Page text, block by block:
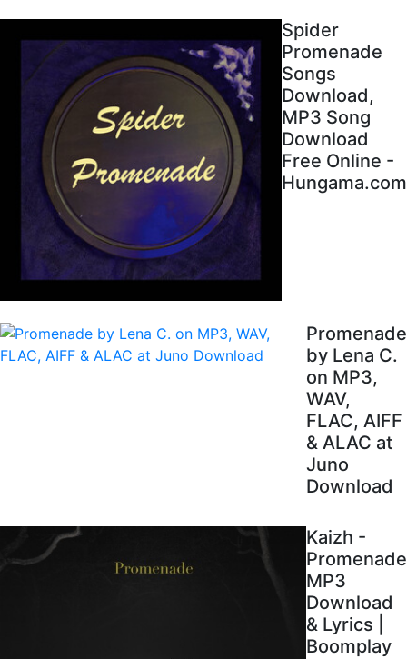
Spider
Promenade
Songs
Download,
MP3 Song
Download
Free Online -
Hungama.com
Promenade
by Lena C.
on MP3,
WAV,
FLAC, AIFF
& ALAC at
Juno
Download
Kaizh -
Promenade
MP3
Download
& Lyrics |
Boomplay